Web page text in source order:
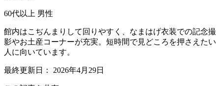
60代以上 男性
館内はこぢんまりして回りやすく、なまはげ衣装での記念撮
影やお土産コーナーが充実。短時間で見どころを押さえたい
人に向いています。
最終更新日： 2026年4月29日